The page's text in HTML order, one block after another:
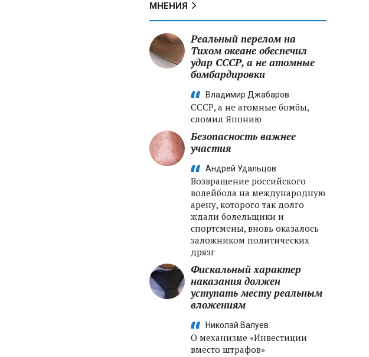
МНЕНИЯ
Реальный перелом на
Тихом океане обеспечил
удар СССР, а не атомные
бомбардировки
Владимир Джабаров
СССР, а не атомные бомбы,
сломил Японию
Безопасность важнее
участия
Андрей Удальцов
Возвращение российского
волейбола на международную
арену, которого так долго
ждали болельщики и
спортсмены, вновь оказалось
заложником политических
дрязг
Фискальный характер
наказания должен
уступать месту реальным
вложениям
Николай Валуев
О механизме «Инвестиции
вместо штрафов»